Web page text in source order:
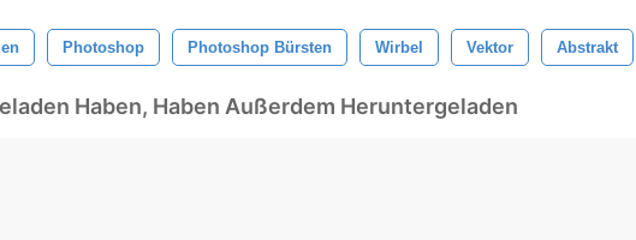
Photoshop Photoshop Bürsten Wirbel Vektor Abstrakt
Haben, Haben Außerdem Heruntergeladen